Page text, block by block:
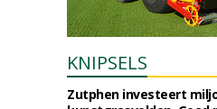
KNIPSELS
Zutphen investeert